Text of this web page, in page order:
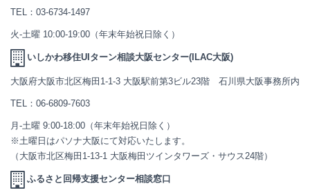
TEL： 03-6734-1497
火-土曜 10:00-19:00（年末年始祝日除く）
いしかわ移住UIターン相談大阪センター(ILAC大阪)
大阪府大阪市北区梅田1-1-3 大阪駅前第3ビル23階 石川県大阪事務所内
TEL： 06-6809-7603
月-土曜 9:00-18:00（年末年始祝日除く）
※土曜日はパソナ大阪にて対応いたします。
（大阪市北区梅田1-13-1 大阪梅田ツインタワーズ・サウス24階）
ふるさと回帰支援センター相談窓口